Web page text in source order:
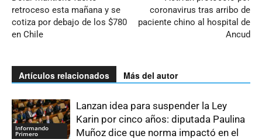
retroceso esta mañana y se
cotiza por debajo de los $780
en Chile
coronavirus tras arribo de
paciente chino al hospital de
Ancud
Artículos relacionados Más del autor
Informando
Primero
Lanzan idea para suspender la Ley
Karin por cinco años: diputada Paulina
Muñoz dice que norma impactó en el